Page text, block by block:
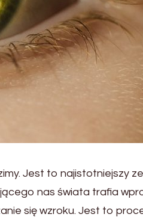
Jest to najistotniejszy ze
nas świata trafia
się wzroku. Jest to